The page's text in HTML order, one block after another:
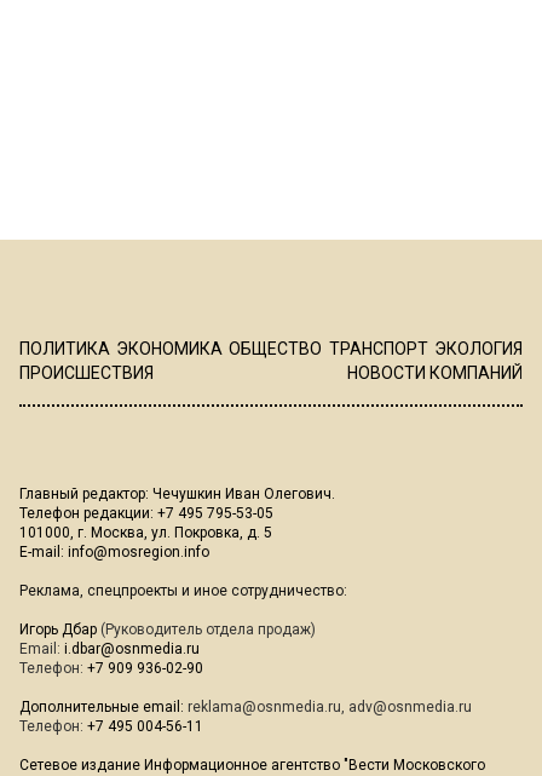
ПОЛИТИКА ЭКОНОМИКА ОБЩЕСТВО ТРАНСПОРТ ЭКОЛОГИЯ
ПРОИСШЕСТВИЯ
НОВОСТИ КОМПАНИЙ
Главный редактор: Чечушкин Иван Олегович.
Телефон редакции: +7 495 795-53-05
101000, г. Москва, ул. Покровка, д. 5
E-mail: info@mosregion.info
Реклама, спецпроекты и иное сотрудничество:
Игорь Дбар (Руководитель отдела продаж)
Email: i.dbar@osnmedia.ru
Телефон: +7 909 936-02-90
Дополнительные email: reklama@osnmedia.ru, adv@osnmedia.ru
Телефон: +7 495 004-56-11
Сетевое издание Информационное агентство "Вести Московского